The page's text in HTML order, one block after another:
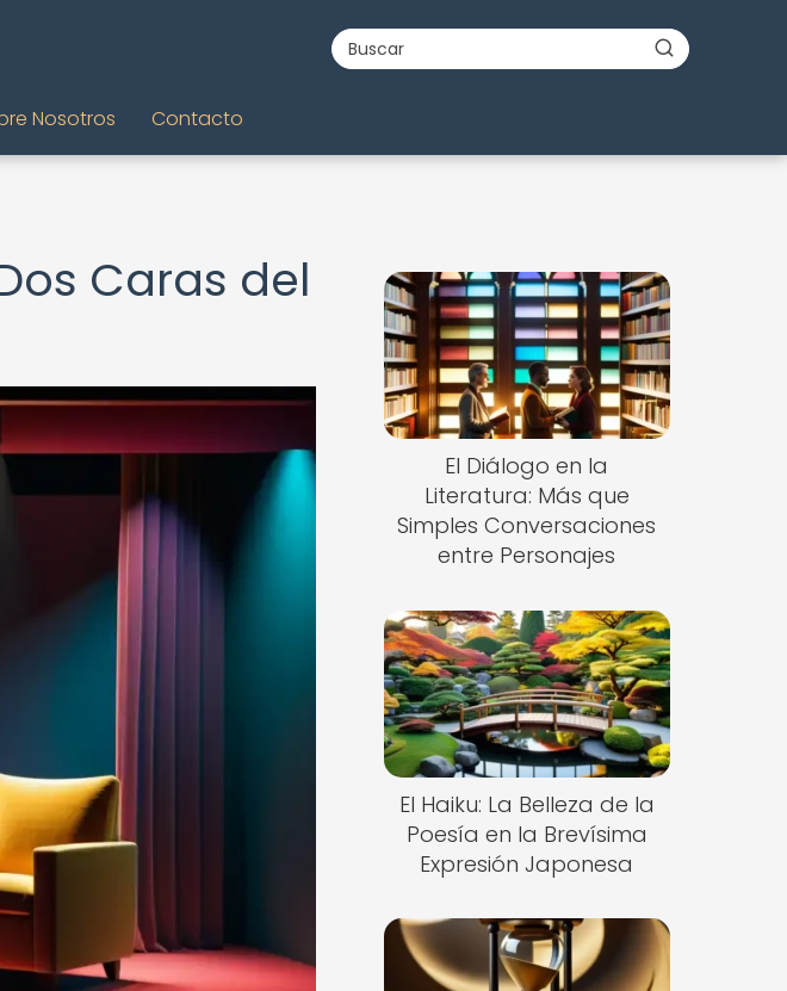
Nosotros Contacto
Caras del
El Diálogo en la
Literatura: Más que
Simples Conversaciones
entre Personajes
El Haiku: La Belleza de la
Poesía en la Brevísima
Expresión Japonesa